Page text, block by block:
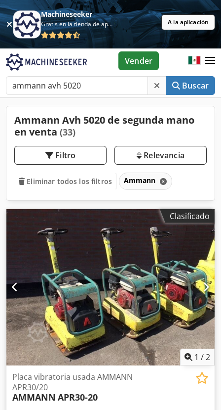
Machineseeker
Gratis en la tienda de aplicaciones A la aplicación
Buscar
Vender
Ammann Avh 5020 de segunda mano
en venta (33)
Filtro Relevancia
Eliminar todos los filtros Ammann
Clasificado
1 /2
Placa vibratoria usada AMMANN
APR30/20
AMMANN APR30-20